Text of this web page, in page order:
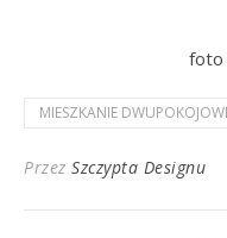
foto
MIESZKANIE
Przez Szczypta Designu